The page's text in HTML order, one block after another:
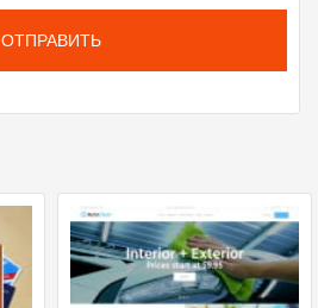
ОТПРАВИТЬ